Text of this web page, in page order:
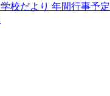
学校だより 年間行事予定